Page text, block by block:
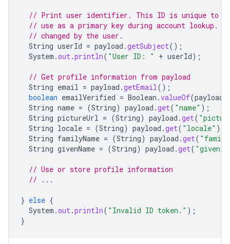
// Print user identifier. This ID is unique to
// use as a primary key during account lookup.
// changed by the user.
String userId = payload .getSubject();
System .out.println( "User ID: " + userId);
// Get profile information from payload
String email = payload .getEmail();
boolean emailVerified = Boolean .valueOf(payload
String name = (String) payload .get( "name" );
String pictureUrl = (String) payload .get(
String locale = (String) payload .get( "locale" );
String familyName = (String) payload .get(
String givenName = (String) payload .get(
// Use or store profile information
// ...
} else {
System .out.println( "Invalid ID token." );
}